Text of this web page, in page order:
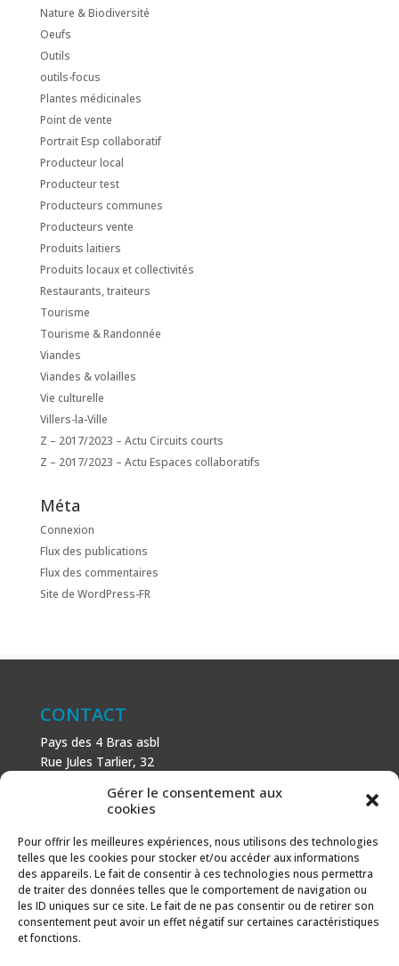
Gérer le consentement aux
cookies
Pour offrir les meilleures expériences, nous utilisons des technologies
telles que les cookies pour stocker et/ou accéder aux informations
des appareils. Le fait de consentir à ces technologies nous permettra
de traiter des données telles que le comportement de navigation ou
les ID uniques sur ce site. Le fait de ne pas consentir ou de retirer son
consentement peut avoir un effet négatif sur certaines caractéristiques
et fonctions.
Nature & Biodiversité
Oeufs
Outils
outils-focus
Plantes médicinales
Point de vente
Portrait Esp collaboratif
Producteur local
Producteur test
Producteurs communes
Producteurs vente
Produits laitiers
Produits locaux et collectivités
Restaurants, traiteurs
Tourisme
Tourisme & Randonnée
Viandes
Viandes & volailles
Vie culturelle
Villers-la-Ville
Z – 2017/2023 – Actu Circuits courts
Z – 2017/2023 – Actu Espaces collaboratifs
Méta
Connexion
Flux des publications
Flux des commentaires
Site de WordPress-FR
CONTACT
Pays des 4 Bras asbl
Rue Jules Tarlier, 32
+32 (0)71 81 81 29
Mentions légales
Politique de cookies
AVEC LE SOUTIEN DE
Fonds européen agricole pour le développement rural :